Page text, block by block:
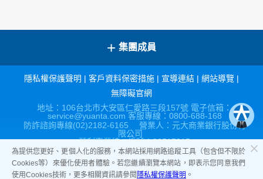
為提供您更好、更個人化的服務，本網站採用網路追蹤工具（包含但不限於
Cookies等）來優化使用者體驗。若您繼續瀏覽本網站，即表示您同意我們
使用Cookies技術，更多相關資訊請參閱 隱私權保護聲明 。
+ 集團成員
隱私權保護聲明 | 客戶資料保密措施 | 宣導連結 | 網站導覽 |
無障礙官網
地址：106台北市大安區仁愛路三段157號 電子信箱：
service@yuanta.com 客服專線：0800-688-168
防詐諮詢專線(02)2182-6165 營業人：元大商業銀行股份有
限公司
營利事業統一編號：86517315